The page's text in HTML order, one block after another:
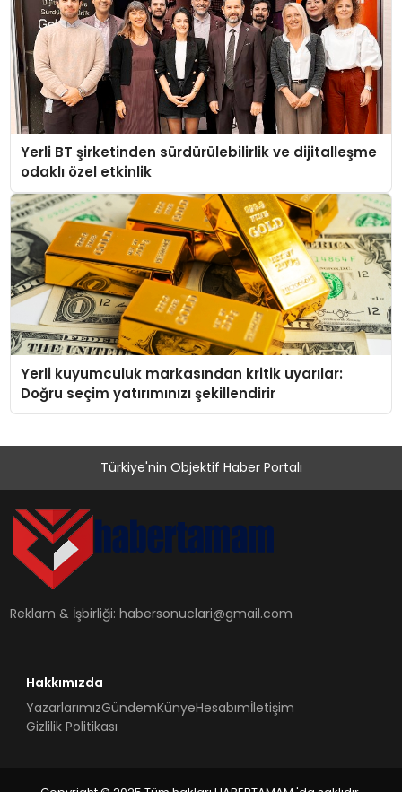
Yerli BT şirketinden sürdürülebilirlik ve dijitalleşme
odaklı özel etkinlik
Yerli kuyumculuk markasından kritik uyarılar:
Doğru seçim yatırımınızı şekillendirir
Türkiye'nin Objektif Haber Portalı
Reklam & İşbirliği:habersonuclari@gmail.com
Hakkımızda
YazarlarımızGündemKünyeHesabımİletişim
Gizlilik Politikası